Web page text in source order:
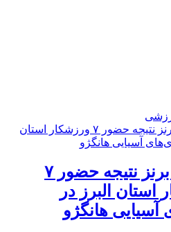
۲ مدال برنز نتیجه حضور ۷
استان البرز در
آسیایی هانگژو